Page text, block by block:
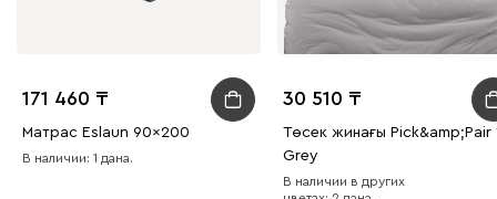
171 460
Матрас Eslaun 90x200
В наличии: 1 дана.
30 510
Төсек жинағы Pick&amp;Pair
Grey
В наличии в других